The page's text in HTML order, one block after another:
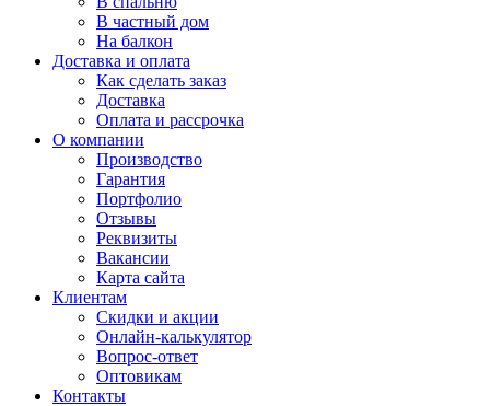
В частный дом
На балкон
Доставка и оплата
Как сделать заказ
Доставка
Оплата и рассрочка
О компании
Производство
Гарантия
Портфолио
Отзывы
Реквизиты
Вакансии
Карта сайта
Клиентам
Скидки и акции
Онлайн-калькулятор
Вопрос-ответ
Оптовикам
Контакты